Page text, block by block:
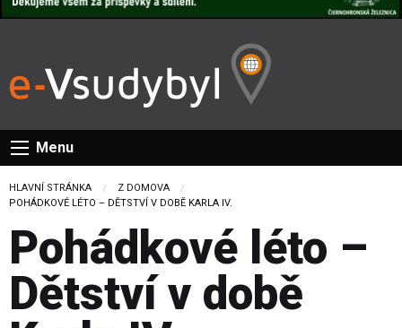
Menu
HLAVNÍ STRÁNKA
Z DOMOVA
CURRENT:
POHÁDKOVÉ LÉTO – DĚTSTVÍ V DOBĚ KARLA IV.
Pohádkové léto –
Dětství v době